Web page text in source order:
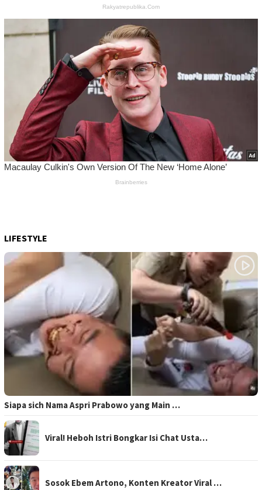
LIFESTYLE
Siapa sich Nama Aspri Prabowo yang Main …
Viral! Heboh Istri Bongkar Isi Chat Usta…
Sosok Ebem Artono, Konten Kreator Viral …